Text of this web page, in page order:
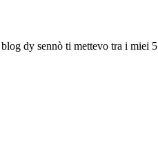
dy sennò ti mettevo tra i miei 5